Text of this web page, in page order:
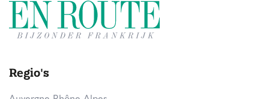
Regio's